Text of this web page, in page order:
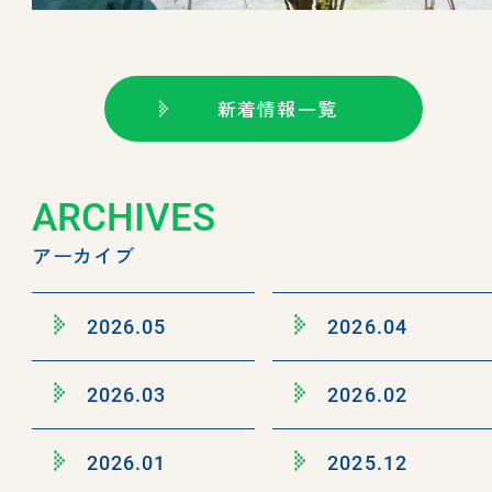
新着情報一覧
ARCHIVES
アーカイブ
2026.05 2026.04
2026.03 2026.02
2026.01 2025.12